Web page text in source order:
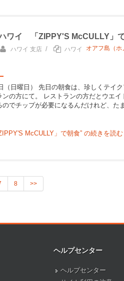
ワイ 「ZIPPY'S McCULLY」
ハワイ 支店 / ハワイ オアフ島（ホ
（日曜日） 先日の朝食は、珍しくテイ
ンの方にて。 レストランの方だとウエイ
のでチップが必要になるんだけれど、た
McCULLY」で朝食” の続きを読む
8 >>
ヘルプセンター
ヘルプセンター